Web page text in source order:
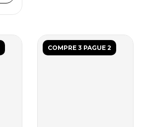
COMPRE 3 PAGUE 2